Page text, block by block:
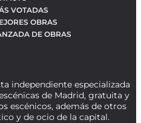
VOTADAS
OBRAS
DE OBRAS
independiente especializada
de Madrid, gratuita y
escénicos, además de otros
y de ocio de la capital.